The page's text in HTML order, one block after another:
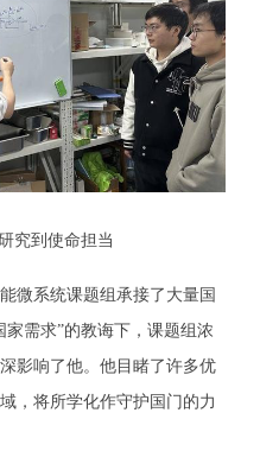
究到使命担当
微系统课题组承接了大量国
需求”的教诲下，课题组浓
影响了他。他目睹了许多优
，将所学化作守护国门的力